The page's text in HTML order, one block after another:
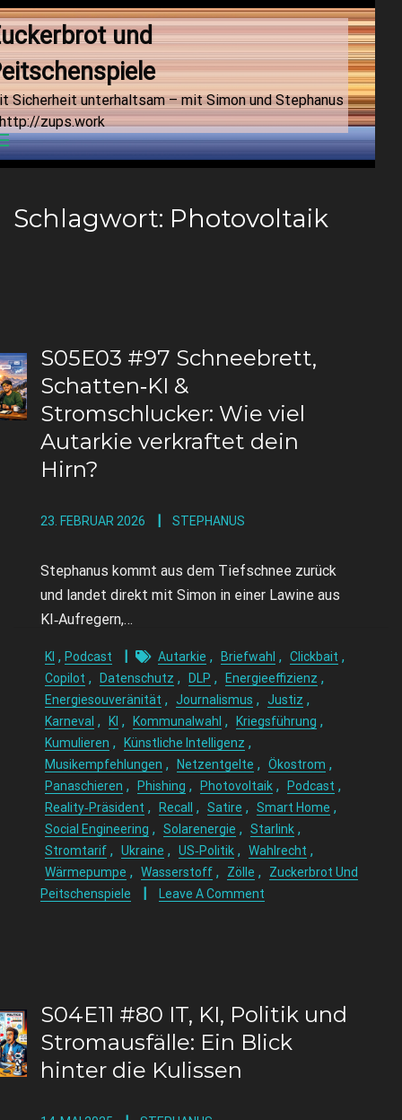
und
Sicherheit unterhaltsam – mit Simon und Stephanus
zups.work
Schlagwort: Photovoltaik
S05E03 #97 Schneebrett,
Schatten‑KI &
Stromschlucker: Wie viel
Autarkie verkraftet dein
Hirn?
23. FEBRUAR 2026 STEPHANUS
Stephanus kommt aus dem Tiefschnee zurück
und landet direkt mit Simon in einer Lawine aus
KI‑Aufregern,…
KI , Podcast Autarkie , Briefwahl , Clickbait ,
Copilot , Datenschutz , DLP , Energieeffizienz ,
Energiesouveränität , Journalismus , Justiz ,
Karneval , KI , Kommunalwahl , Kriegsführung ,
Kumulieren , Künstliche Intelligenz ,
Musikempfehlungen , Netzentgelte , Ökostrom ,
Panaschieren , Phishing , Photovoltaik , Podcast ,
Reality‑Präsident , Recall , Satire , Smart Home ,
Social Engineering , Solarenergie , Starlink ,
Stromtarif , Ukraine , US‑Politik , Wahlrecht ,
Wärmepumpe , Wasserstoff , Zölle ,
Zuckerbrot Und
Peitschenspiele
Leave A Comment
S04E11 #80 IT, KI, Politik und
Stromausfälle: Ein Blick
hinter die Kulissen